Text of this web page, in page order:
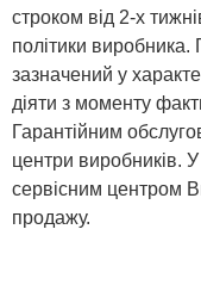
строком від 2-х
політики виробника.
зазначений у
діяти з моменту
Гарантійним
центри виробників.
сервісним центром
продажу.